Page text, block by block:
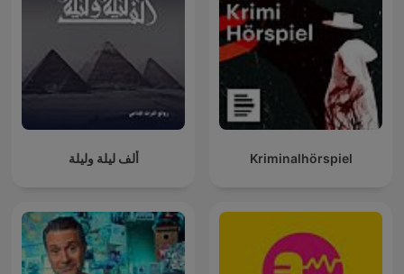
ألف ليلة وليلة Kriminalhörspiel